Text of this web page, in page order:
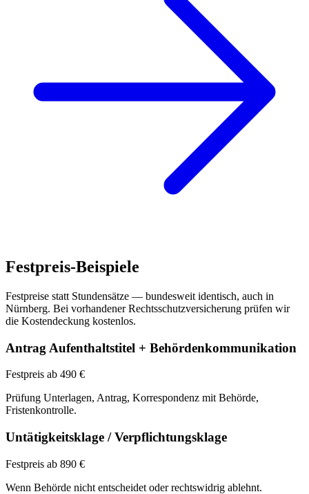
Festpreis-Beispiele
Festpreise statt Stundensätze — bundesweit identisch, auch in
Nürnberg. Bei vorhandener Rechtsschutzversicherung prüfen wir
die Kostendeckung kostenlos.
Antrag Aufenthaltstitel + Behördenkommunikation
Festpreis ab 490 €
Prüfung Unterlagen, Antrag, Korrespondenz mit Behörde,
Fristenkontrolle.
Untätigkeitsklage / Verpflichtungsklage
Festpreis ab 890 €
Wenn Behörde nicht entscheidet oder rechtswidrig ablehnt.